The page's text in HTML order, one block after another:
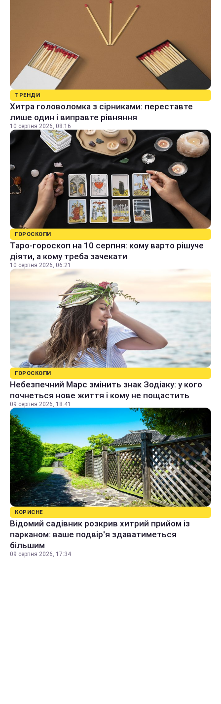
ТРЕНДИ
Хитра головоломка з сірниками: переставте
лише один і виправте рівняння
10 серпня 2026, 08:16
ГОРОСКОПИ
Таро-гороскоп на 10 серпня: кому варто рішуче
діяти, а кому треба зачекати
10 серпня 2026, 06:21
ГОРОСКОПИ
Небезпечний Марс змінить знак Зодіаку: у кого
почнеться нове життя і кому не пощастить
09 серпня 2026, 18:41
КОРИСНЕ
Відомий садівник розкрив хитрий прийом із
парканом: ваше подвір'я здаватиметься
більшим
09 серпня 2026, 17:34